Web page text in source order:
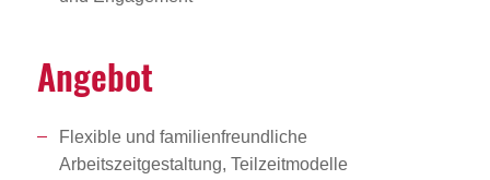
Angebot
Flexible und familienfreundliche
Arbeitszeitgestaltung, Teilzeitmodelle